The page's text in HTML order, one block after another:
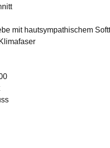
mit hautsympathischem